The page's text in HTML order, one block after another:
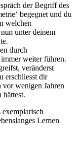
der Begriff des
begegnet und du
welchen
unter deinem
durch
weiter führen.
veränderst
erschliesst dir
wenigen Jahren
hättest.
Lernen